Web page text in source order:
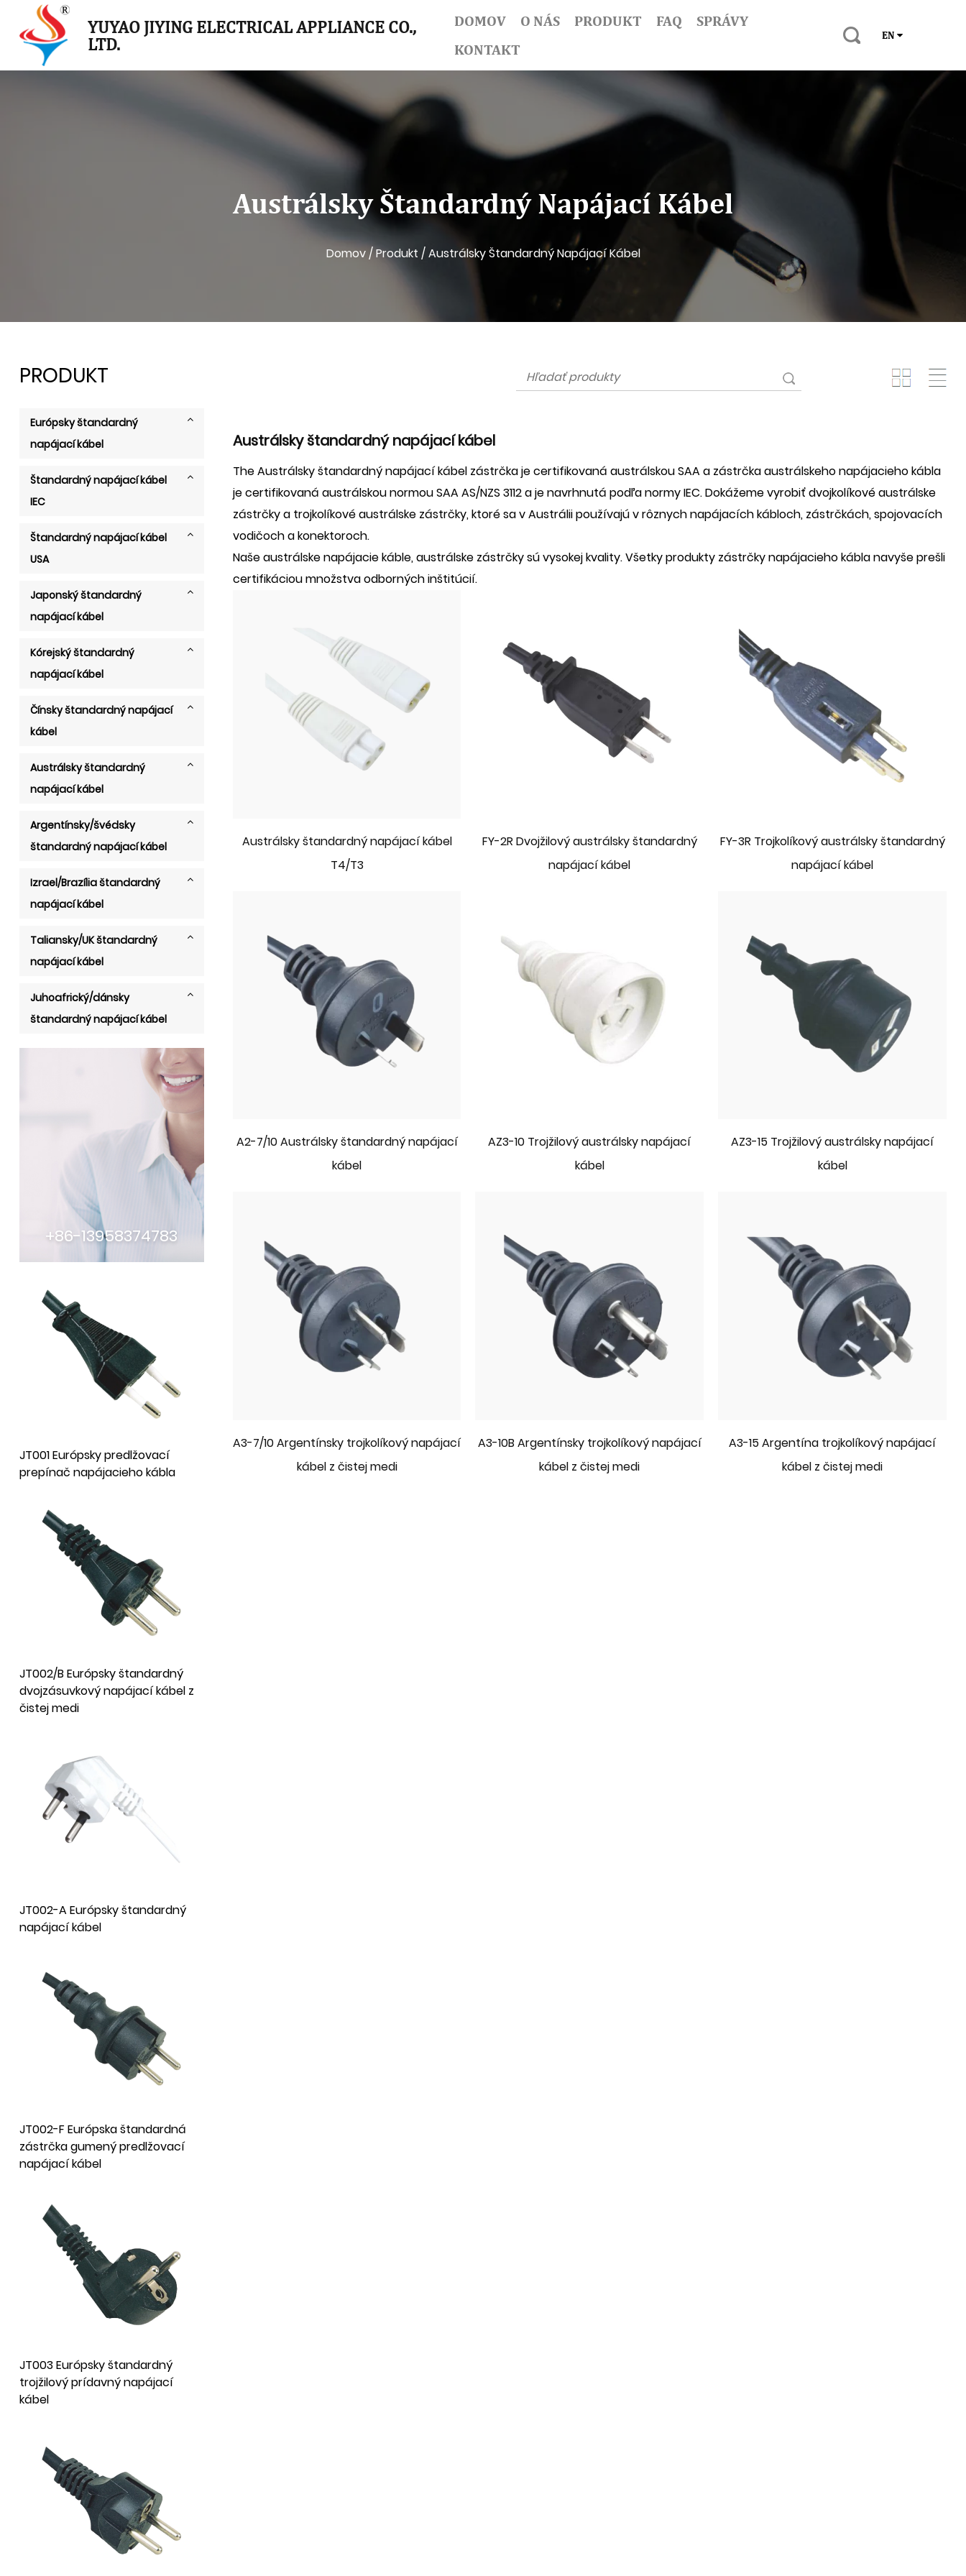
YUYAO JIYING ELECTRICAL APPLIANCE CO.,
LTD.
DOMOV O NÁS PRODUKT FAQ
SPRÁVY
KONTAKT
EN
Austrálsky Štandardný Napájací Kábel
Domov/Produkt /Austrálsky Štandardný Napájací Kábel
PRODUKT
Európsky štandardný
napájací kábel
Štandardný napájací kábel
IEC
Štandardný napájací kábel
USA
Japonský štandardný
napájací kábel
Kórejský štandardný
napájací kábel
Čínsky štandardný napájací
kábel
Austrálsky štandardný
napájací kábel
Argentínsky/švédsky
štandardný napájací kábel
Izrael/Brazília štandardný
napájací kábel
Taliansky/UK štandardný
napájací kábel
Juhoafrický/dánsky
štandardný napájací kábel
+86-13958374783
JT001 Európsky predlžovací
prepínač napájacieho kábla
JT002/B Európsky štandardný
dvojzásuvkový napájací kábel z
čistej medi
JT002-A Európsky štandardný
napájací kábel
JT002-F Európska štandardná
zástrčka gumený predlžovací
napájací kábel
JT003 Európsky štandardný
trojžilový prídavný napájací
kábel
Austrálsky štandardný napájací kábel
TheAustrálsky štandardný napájací kábel zástrčka je certifikovaná austrálskou SAA a zástrčka austrálskeho napájacieho kábla
je certifikovaná austrálskou normou SAA AS/NZS 3112 a je navrhnutá podľa normy IEC. Dokážeme vyrobiť dvojkolíkové austrálske
zástrčky a trojkolíkové austrálske zástrčky, ktoré sa v Austrálii používajú v rôznych napájacích kábloch, zástrčkách, spojovacích
vodičoch a konektoroch.
Naše austrálske napájacie káble, austrálske zástrčky sú vysokej kvality. Všetky produkty zástrčky napájacieho kábla navyše prešli
certifikáciou množstva odborných inštitúcií.
Austrálsky štandardný napájací kábel
T4/T3
FY-2R Dvojžilový austrálsky štandardný
napájací kábel
FY-3R Trojkolíkový austrálsky štandardný
napájací kábel
A2-7/10 Austrálsky štandardný napájací
kábel
AZ3-10 Trojžilový austrálsky napájací
kábel
AZ3-15 Trojžilový austrálsky napájací
kábel
A3-7/10 Argentínsky trojkolíkový napájací
kábel z čistej medi
A3-10B Argentínsky trojkolíkový napájací
kábel z čistej medi
A3-15 Argentína trojkolíkový napájací
kábel z čistej medi